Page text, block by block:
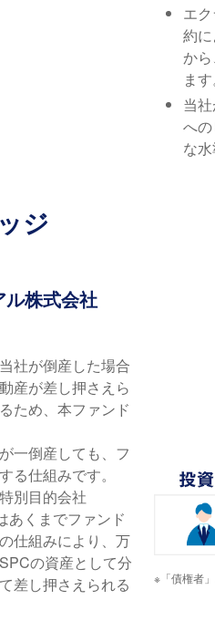
エ
約
か
ます
当
へ
な
ジ
株式会社
社が倒産した場合
産が差し押さえら
ため、本ファンド
一倒産しても、フ
る仕組みです。
別目的会社
あくまでファンド
仕組みにより、万
の資産として分
差し押さえられる
※「債権者